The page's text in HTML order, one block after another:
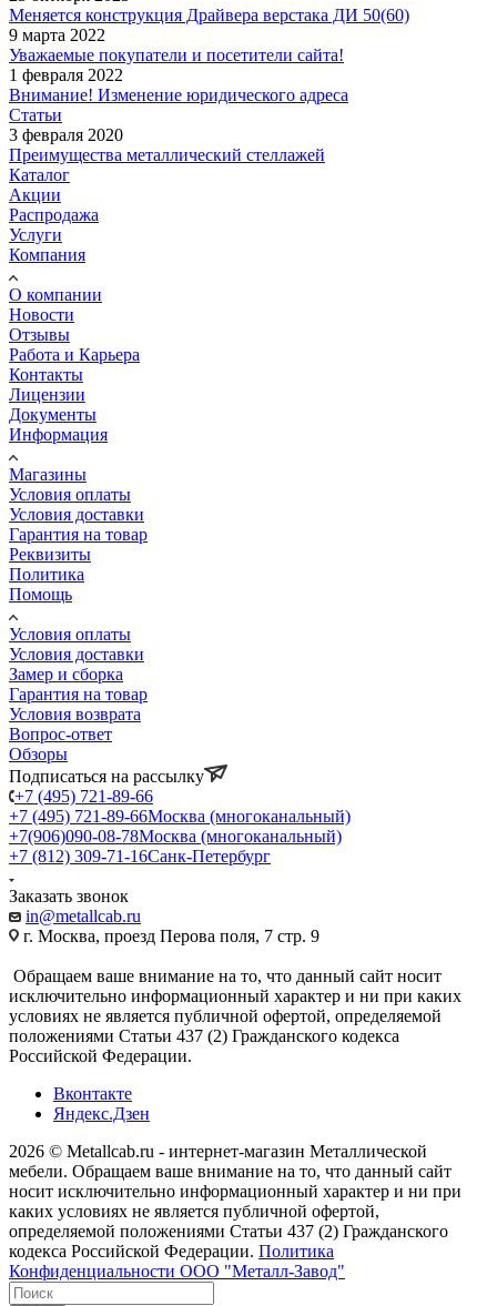
Меняется конструкция Драйвера верстака ДИ 50(60)
9 марта 2022
Уважаемые покупатели и посетители сайта!
1 февраля 2022
Внимание! Изменение юридического адреса
Статьи
3 февраля 2020
Преимущества металлический стеллажей
Каталог
Акции
Распродажа
Услуги
Компания
О компании
Новости
Отзывы
Работа и Карьера
Контакты
Лицензии
Документы
Информация
Магазины
Условия оплаты
Условия доставки
Гарантия на товар
Реквизиты
Политика
Помощь
Условия оплаты
Условия доставки
Замер и сборка
Гарантия на товар
Условия возврата
Вопрос-ответ
Обзоры
Подписаться на рассылку
+7 (495) 721-89-66
+7 (495) 721-89-66Москва (многоканальный)
+7(906)090-08-78Москва (многоканальный)
+7 (812) 309-71-16Санк-Петербург
Заказать звонок
in@metallcab.ru
г. Москва, проезд Перова поля, 7 стр. 9
Обращаем ваше внимание на то, что данный сайт носит
исключительно информационный характер и ни при каких
условиях не является публичной офертой, определяемой
положениями Статьи 437 (2) Гражданского кодекса
Российской Федерации.
Вконтакте
Яндекс.Дзен
2026 © Metallcab.ru - интернет-магазин Металлической
мебели. Обращаем ваше внимание на то, что данный сайт
носит исключительно информационный характер и ни при
каких условиях не является публичной офертой,
определяемой положениями Статьи 437 (2) Гражданского
кодекса Российской Федерации. Политика
Конфиденциальности ООО "Металл-Завод"